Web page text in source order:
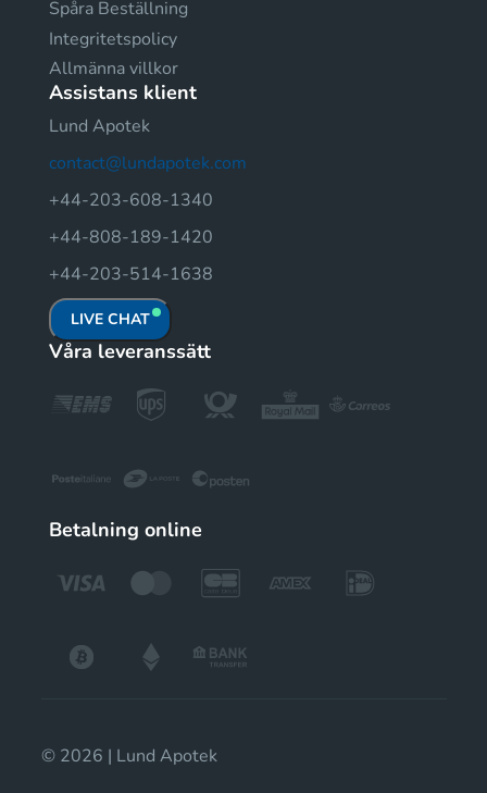
Spåra Beställning
Integritetspolicy
Allmänna villkor
Assistans klient
Lund Apotek
contact@lundapotek.com
+44-203-608-1340
+44-808-189-1420
+44-203-514-1638
LIVE CHAT
Våra leveranssätt
Betalning online
© 2026 | Lund Apotek